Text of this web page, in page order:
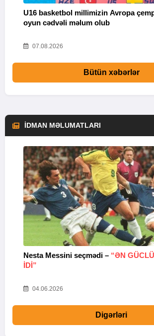
U16 basketbol millimizin Avropa
oyun cədvəli məlum olub
07.08.2026
Bütün xəbərlər
İDMAN MƏLUMATLARI
Nesta Messini seçmədi – “ƏN
IDI”
04.06.2026
Digərləri